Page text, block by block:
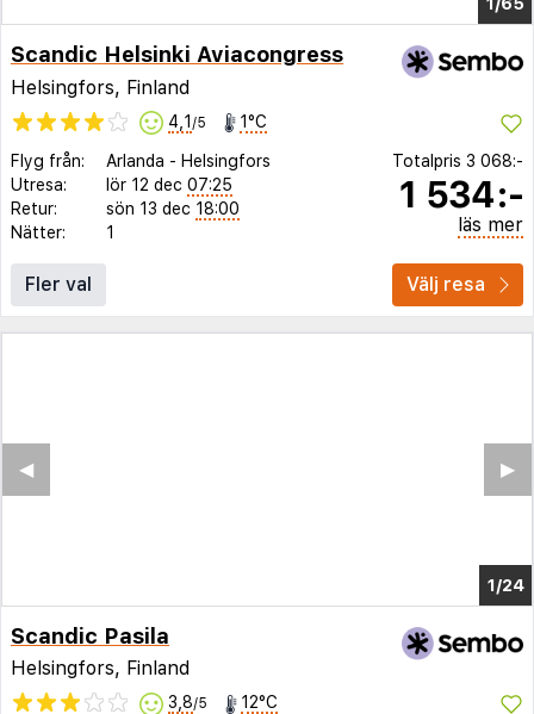
Scandic Helsinki Aviacongress
Helsingfors, Finland
4,1 /5 1°C
Flyg från: Arlanda - Helsingfors
Utresa:
lör 12 dec 07:25
Retur:
sön 13 dec 18:00
Nätter:
1
Totalpris 3 068:-
1 534:-
läs mer
Fler val Välj resa
1/20
▶︎
◀︎
Scandic Pasila
Helsingfors, Finland
3,8/5 12°C